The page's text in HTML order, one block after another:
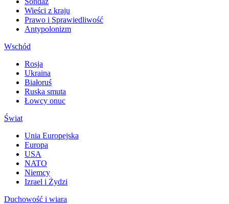
Wieści z kraju
Prawo i Sprawiedliwość
Antypolonizm
Wschód
Rosja
Ukraina
Białoruś
Ruska smuta
Łowcy onuc
Świat
Unia Europejska
Europa
USA
NATO
Niemcy
Izrael i Żydzi
Duchowość i wiara